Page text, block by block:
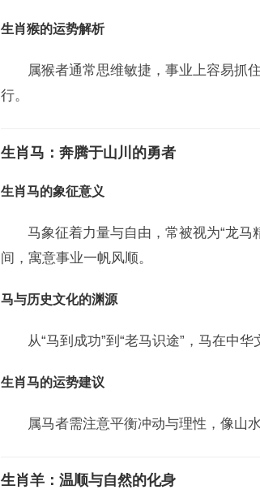
生肖猴的运势解析
属猴者通常思维敏捷，事业上容易抓
行。
生肖马：奔腾于山川的勇者
生肖马的象征意义
马象征着力量与自由，常被视为“龙马
间，寓意事业一帆风顺。
马与历史文化的渊源
从“马到成功”到“老马识途”，马在中
生肖马的运势建议
属马者需注意平衡冲动与理性，像山
生肖羊：温顺与自然的化身